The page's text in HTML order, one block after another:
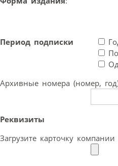
Период подписки
Архивные номера (номер,
Реквизиты
Загрузите карточку компании